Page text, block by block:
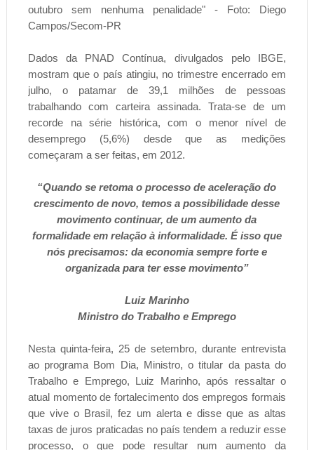
outubro sem nenhuma penalidade" - Foto: Diego
Campos/Secom-PR
Dados da PNAD Contínua, divulgados pelo IBGE,
mostram que o país atingiu, no trimestre encerrado em
julho, o patamar de 39,1 milhões de pessoas
trabalhando com carteira assinada. Trata-se de um
recorde na série histórica, com o menor nível de
desemprego (5,6%) desde que as medições
começaram a ser feitas, em 2012.
“Quando se retoma o processo de aceleração do
crescimento de novo, temos a possibilidade desse
movimento continuar, de um aumento da
formalidade em relação à informalidade. É isso que
nós precisamos: da economia sempre forte e
organizada para ter esse movimento”
Luiz Marinho
Ministro do Trabalho e Emprego
Nesta quinta-feira, 25 de setembro, durante entrevista
ao programa Bom Dia, Ministro, o titular da pasta do
Trabalho e Emprego, Luiz Marinho, após ressaltar o
atual momento de fortalecimento dos empregos formais
que vive o Brasil, fez um alerta e disse que as altas
taxas de juros praticadas no país tendem a reduzir esse
processo, o que pode resultar num aumento da